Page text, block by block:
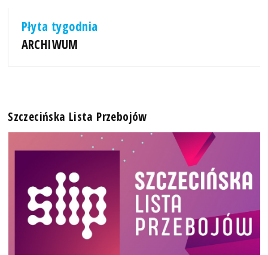
Płyta tygodnia
ARCHIWUM
Szczecińska Lista Przebojów